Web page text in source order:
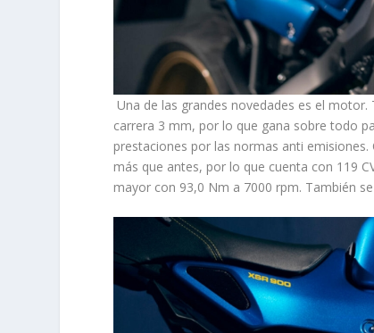
Una de las grandes novedades es el motor.
carrera 3 mm, por lo que gana sobre todo
prestaciones por las normas anti
más que antes, por lo que cuenta con 119
mayor con 93,0 Nm a 7000 rpm. También